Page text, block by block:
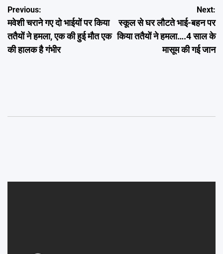
Post
navigation
Previous:
मवेशी चराने गए दो भाईयों पर किया
ततैयों ने हमला, एक की हुई मौत एक
की हालक है गंभीर
Next:
स्कूल से घर लौटते भाई-बहन पर
किया ततैयों ने हमला….4 साल के
मासूम की गई जान